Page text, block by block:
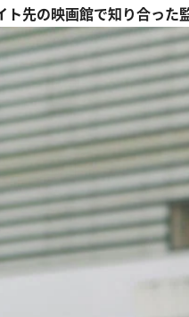
先の映画館で知り合った